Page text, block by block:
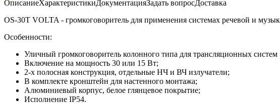
ОписаниеХарактеристикиДокументацияЗадать вопросДоставка
OS-30T VOLTA - громкоговоритель для применения системах речевой и
Особенности:
Уличный громкоговоритель колонного типа для трансляционных
Включение на мощность 30 или 15 Вт;
2-х полосная конструкция, отдельные НЧ и ВЧ излучатели;
В комплекте кронштейн для настенного монтажа;
Алюминиевый корпус, белое глянцевое покрытие;
Исполнение IP54.